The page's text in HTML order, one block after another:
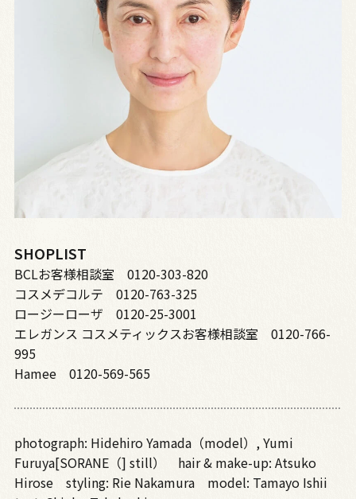
SHOPLIST
BCLお客様相談室 0120-303-820
コスメデコルテ 0120-763-325
ロージーローザ 0120-25-3001
エレガンス コスメティックスお客様相談室 0120-766-
995
Hamee 0120-569-565
photograph: Hidehiro Yamada（model）, Yumi
Furuya[SORANE（] still） hair & make-up: Atsuko
Hirose styling: Rie Nakamura model: Tamayo Ishii